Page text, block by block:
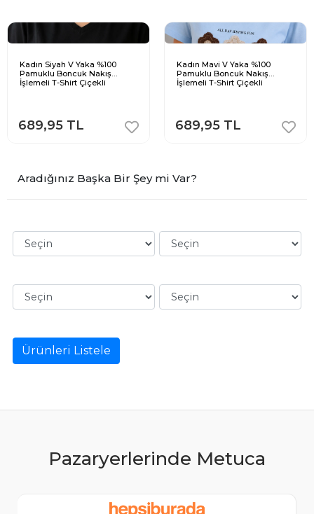
Kadın Siyah V Yaka %100
Pamuklu Boncuk Nakış
İşlemeli T-Shirt Çiçekli
689,95 TL
Kadın Mavi V Yaka %100
Pamuklu Boncuk Nakış
İşlemeli T-Shirt Çiçekli
689,95 TL
Aradığınız Başka Bir Şey mi Var?
Ürünleri Listele